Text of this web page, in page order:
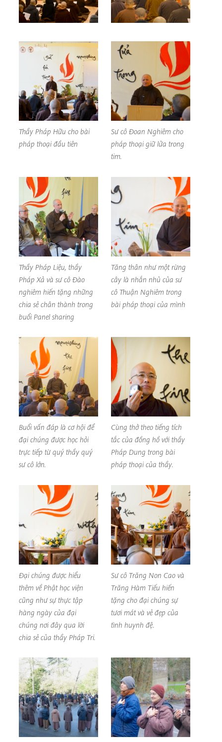
Thầy Pháp Hữu cho bài
pháp thoại đầu tiên
Sư cô Đoan Nghiêm cho
pháp thoại giữ lửa trong
tim.
Thầy Pháp Liệu, thầy
Pháp Xả và sư cô Đào
nghiêm hiến tặng những
chia sẻ chân thành trong
buổi Panel sharing
Tăng thân như một rừng
cây là nhắn nhủ của sư
cô Thuận Nghiêm trong
bài pháp thoại của mình
Buổi vấn đáp là cơ hội để
đại chúng được học hỏi
trực tiếp từ quý thầy quý
sư cô lớn.
Cùng thở theo tiếng tích
tắc của đồng hồ với thầy
Pháp Dung trong bài
pháp thoại của thầy.
Đại chúng được hiểu
thêm về Phật học viện
cũng như sự thực tập
hàng ngày của đại
chúng nơi đây qua lời
chia sẻ của thầy Pháp Tri.
Sư cô Trăng Non Cao và
Trăng Hàm Tiếu hiến
tặng cho đại chúng sự
tươi mát và vẻ đẹp của
tình huynh đệ.